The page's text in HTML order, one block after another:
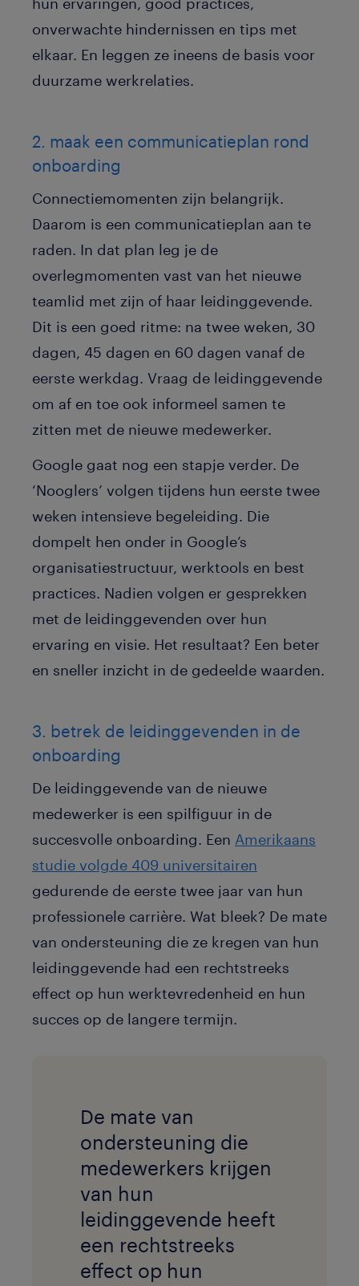
onverwachte hindernissen en tips met
elkaar. En leggen ze ineens de basis voor
duurzame werkrelaties.
2. maak een communicatieplan rond
onboarding
Connectiemomenten zijn belangrijk.
Daarom is een communicatieplan aan te
raden. In dat plan leg je de
overlegmomenten vast van het nieuwe
teamlid met zijn of haar leidinggevende.
Dit is een goed ritme: na twee weken, 30
dagen, 45 dagen en 60 dagen vanaf de
eerste werkdag. Vraag de leidinggevende
om af en toe ook informeel samen te
zitten met de nieuwe medewerker.
Google gaat nog een stapje verder. De
‘Nooglers’ volgen tijdens hun eerste twee
weken intensieve begeleiding. Die
dompelt hen onder in Google’s
organisatiestructuur, werktools en best
practices. Nadien volgen er gesprekken
met de leidinggevenden over hun
ervaring en visie. Het resultaat? Een beter
en sneller inzicht in de gedeelde waarden.
3. betrek de leidinggevenden in de
onboarding
De leidinggevende van de nieuwe
medewerker is een spilfiguur in de
succesvolle onboarding. Een Amerikaans
studie volgde 409 universitairen
gedurende de eerste twee jaar van hun
professionele carrière. Wat bleek? De mate
van ondersteuning die ze kregen van hun
leidinggevende had een rechtstreeks
effect op hun werktevredenheid en hun
succes op de langere termijn.
De mate van
ondersteuning die
medewerkers krijgen
van hun
leidinggevende heeft
een rechtstreeks
effect op hun